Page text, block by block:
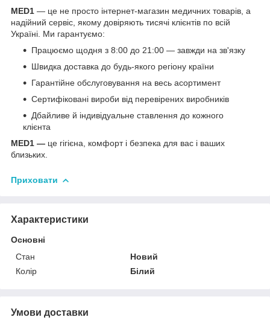
MED1 — це не просто інтернет-магазин медичних товарів, а
надійний сервіс, якому довіряють тисячі клієнтів по всій
Україні. Ми гарантуємо:
Працюємо щодня з 8:00 до 21:00 — завжди на зв'язку
Швидка доставка до будь-якого регіону країни
Гарантійне обслуговування на весь асортимент
Сертифіковані вироби від перевірених виробників
Дбайливе й індивідуальне ставлення до кожного
клієнта
MED1 — це гігієна, комфорт і безпека для вас і ваших
близьких.
Приховати
Характеристики
Основні
Стан
Новий
Колір
Білий
Умови доставки